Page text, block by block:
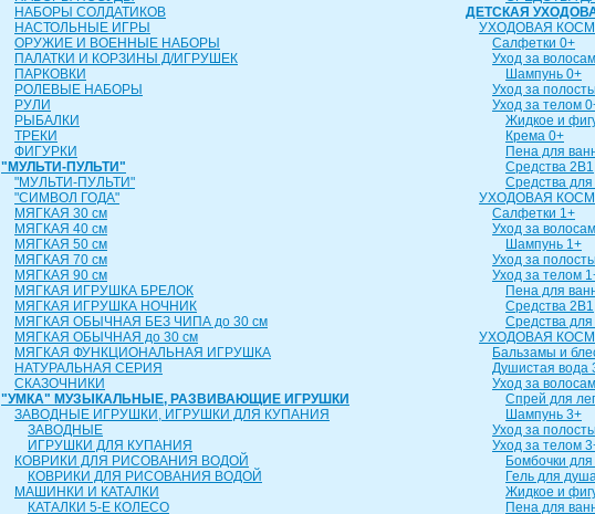
НАБОРЫ СОЛДАТИКОВ
НАСТОЛЬНЫЕ ИГРЫ
ОРУЖИЕ И ВОЕННЫЕ НАБОРЫ
ПАЛАТКИ И КОРЗИНЫ Д/ИГРУШЕК
ПАРКОВКИ
РОЛЕВЫЕ НАБОРЫ
РУЛИ
РЫБАЛКИ
ТРЕКИ
ФИГУРКИ
"МУЛЬТИ-ПУЛЬТИ"
"МУЛЬТИ-ПУЛЬТИ"
"СИМВОЛ ГОДА"
МЯГКАЯ 30 см
МЯГКАЯ 40 см
МЯГКАЯ 50 см
МЯГКАЯ 70 см
МЯГКАЯ 90 см
МЯГКАЯ ИГРУШКА БРЕЛОК
МЯГКАЯ ИГРУШКА НОЧНИК
МЯГКАЯ ОБЫЧНАЯ БЕЗ ЧИПА до 30 см
МЯГКАЯ ОБЫЧНАЯ до 30 см
МЯГКАЯ ФУНКЦИОНАЛЬНАЯ ИГРУШКА
НАТУРАЛЬНАЯ СЕРИЯ
СКАЗОЧНИКИ
"УМКА" МУЗЫКАЛЬНЫЕ, РАЗВИВАЮЩИЕ ИГРУШКИ
ЗАВОДНЫЕ ИГРУШКИ, ИГРУШКИ ДЛЯ КУПАНИЯ
ЗАВОДНЫЕ
ИГРУШКИ ДЛЯ КУПАНИЯ
КОВРИКИ ДЛЯ РИСОВАНИЯ ВОДОЙ
КОВРИКИ ДЛЯ РИСОВАНИЯ ВОДОЙ
МАШИНКИ И КАТАЛКИ
КАТАЛКИ 5-Е КОЛЕСО
ДЕТСКАЯ
УХОДОВАЯ
Салфетки 0+
Уход за
Шампунь 0+
Уход за
Уход за телом
Жидкое и
Крема 0+
Пена для
Средства
Средства
УХОДОВАЯ
Салфетки 1+
Уход за
Шампунь 1+
Уход за
Уход за телом
Пена для
Средства
Средства
УХОДОВАЯ
Бальзамы и
Душистая вода
Уход за
Спрей для
Шампунь 3+
Уход за
Уход за телом
Бомбочки
Гель для
Жидкое и
Пена для